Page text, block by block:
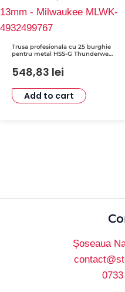
Trusa profesionala cu 25 burghie
pentru metal HSS-G Thunderweb
MLWK-4932499767
548,83 lei
Add to cart
Șoseaua